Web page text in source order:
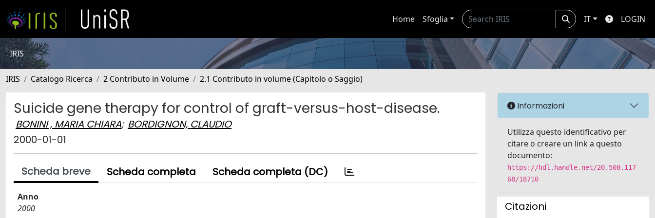
Home Sfoglia IT LOGIN
IRIS
IRIS Catalogo Ricerca 2 Contributo in Volume 2.1 Contributo in volume (Capitolo o Saggio)
Suicide gene therapy for control of graft-versus-host-disease.
BONINI , MARIA CHIARA; BORDIGNON, CLAUDIO
2000-01-01
Scheda breve Scheda completa Scheda completa (DC)
Anno
2000
Informazioni
Utilizza questo identificativo per
citare o creare un link a questo
documento:
https://hdl.handle.net/20.500.117
68/18710
Citazioni